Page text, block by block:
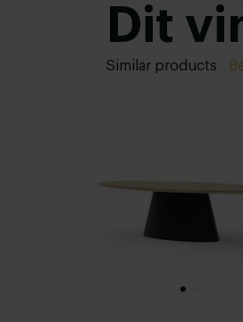
Dit
Similar products